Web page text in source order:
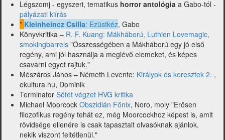
Légszomj - egyszeri, tematikus horror antológia a Gabo-tól -
pályázati kiírás
* Kleinheincz Csilla: Ezüstkéz, Gabo
Könyvkritika – R. F. Kuang: Mákháború, Luthien Lovemagic,
smokingbarrels "Összességében a Mákháború egy jó első
regény, ami jól használja a meglévő elemeket, és képes
csavarni egyet rajtuk."
Mészáros János – Németh Levente: Királyok és keresztek 2. ,
ekultura.hu, Dominik
Terminator Sötét végzet HVG kritika
Michael Moorcock Obszidián Főnix, Noro, moly "Erősen
filozofikus regény tehát ez, még Moorcockhoz képest is, amit
rövidsége ellenére is csak tapasztalt olvasóknak ajánlok,
nekik viszont feltétlenül."